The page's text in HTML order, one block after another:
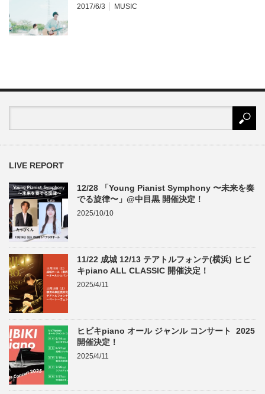
2017/6/3 MUSIC
LIVE REPORT
12/28 「Young Pianist Symphony 〜未来を奏
でる旋律〜」@中目黒 開催決定！
2025/10/10
11/22 成城 12/13 テアトルフォンテ(横浜) ヒビ
キpiano ALL CLASSIC 開催決定！
2025/4/11
ヒビキpiano オール ジャンル コンサート 2025
開催決定！
2025/4/11